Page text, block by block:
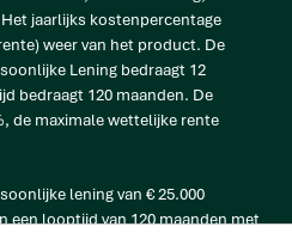
jaarlijks kostenpercentage
weer van het product. De
Lening bedraagt 12
bedraagt 120 maanden. De
de maximale wettelijke rente
lening van € 25.000
een looptijd van 120 maanden met